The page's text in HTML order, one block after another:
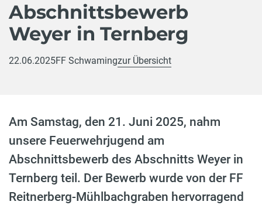
Abschnittsbewerb
Weyer in Ternberg
22.06.2025FF Schwamingzur Übersicht
Am Samstag, den 21. Juni 2025, nahm
unsere Feuerwehrjugend am
Abschnittsbewerb des Abschnitts Weyer in
Ternberg teil. Der Bewerb wurde von der FF
Reitnerberg-Mühlbachgraben hervorragend